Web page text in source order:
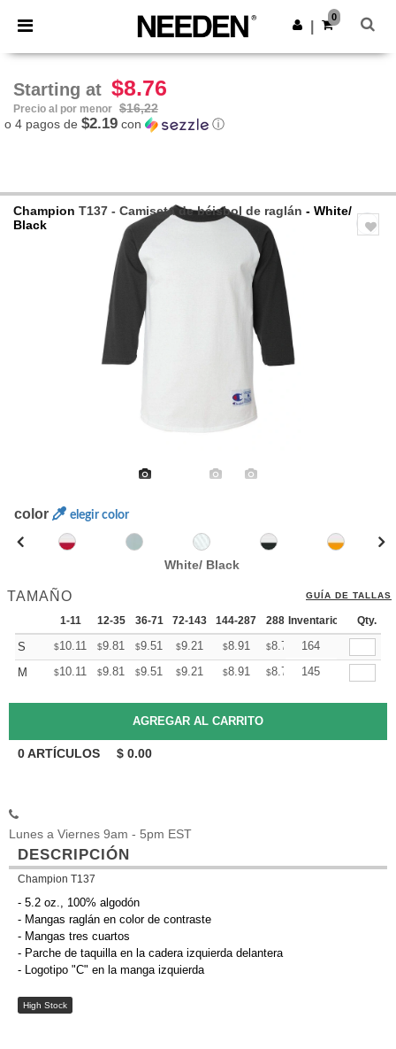
× App de Needen
¡Mejores precios en app!
Descargar app
0
Starting at $8.76
Precio al por menor $16,22
o 4 pagos de $2.19 con ⓘ
Champion T137 - Camiseta de béisbol de raglán - White/
Black
color elegir color
White/ Black
TAMAÑO GUÍA DE TALLAS
1-11 12-35 36-71 72-143 144-287 288 + Mas
Inventario Qty.
S $10.11 $9.81 $9.51 $9.21 $8.91 $8.76 +
164
M
$10.11 $9.81 $9.51 $9.21 $8.91 $8.76 +
145
0ARTÍCULOS $ 0.00
Lunes a Viernes 9am - 5pm EST
DESCRIPCIÓN
Champion T137
- 5.2 oz., 100% algodón
- Mangas raglán en color de contraste
- Mangas tres cuartos
- Parche de taquilla en la cadera izquierda delantera
- Logotipo "C" en la manga izquierda
High Stock